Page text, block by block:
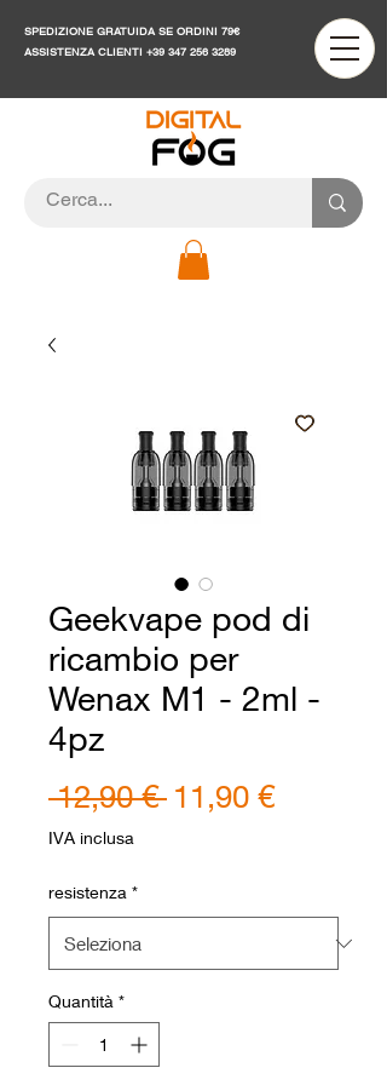
SPEDIZIONE GRATUIDA SE ORDINI 79€
ASSISTENZA CLIENTI +39 347 256 3289
Geekvape pod di
ricambio per
Wenax M1 - 2ml -
4pz
12,90 € Prezzo
11,90 €Prezzo
IVA inclusa
resistenza *
Quantità *